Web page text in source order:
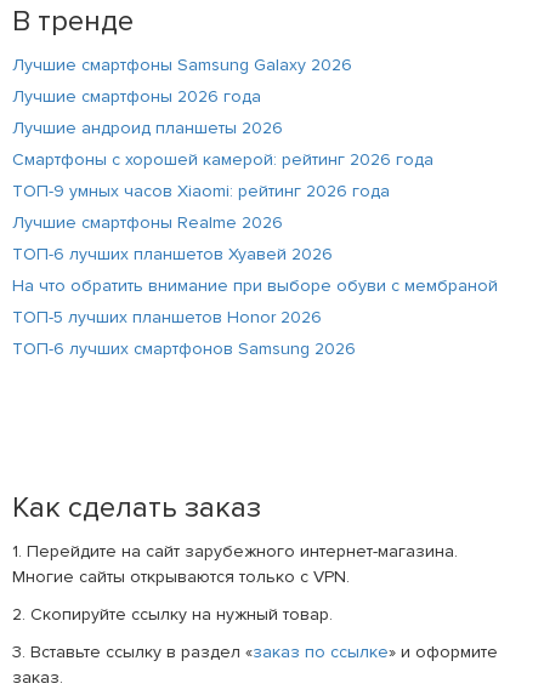
В тренде
Лучшие смартфоны Samsung Galaxy 2026
Лучшие смартфоны 2026 года
Лучшие андроид планшеты 2026
Смартфоны с хорошей камерой: рейтинг 2026 года
ТОП-9 умных часов Xiaomi: рейтинг 2026 года
Лучшие смартфоны Realme 2026
ТОП-6 лучших планшетов Хуавей 2026
На что обратить внимание при выборе обуви с мембраной
ТОП-5 лучших планшетов Honor 2026
ТОП-6 лучших смартфонов Samsung 2026
Как сделать заказ
1. Перейдите на сайт зарубежного интернет-магазина.
Многие сайты открываются только с VPN.
2. Скопируйте ссылку на нужный товар.
3. Вставьте ссылку в раздел «заказ по ссылке» и оформите
заказ.